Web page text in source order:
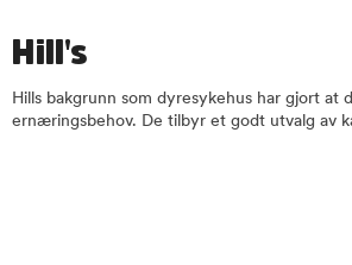
Hill's
Hills bakgrunn som dyresykehus har gjort
ernæringsbehov. De tilbyr et godt utvalg av